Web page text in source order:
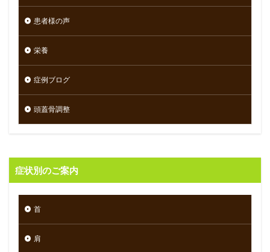
患者様の声
栄養
症例ブログ
頭蓋骨調整
症状別のご案内
首
肩